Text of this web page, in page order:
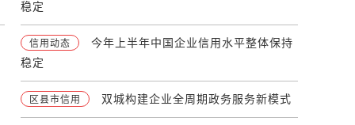
稳定
信用动态
今年上半年中国企业信用水平整体保持
稳定
区县市信用 双城构建企业全周期政务服务新模式